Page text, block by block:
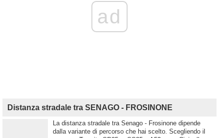
ad
Distanza stradale tra SENAGO - FROSINONE
La distanza stradale tra Senago - Frosinone dipende
dalla variante di percorso che hai scelto. Scegliendo il